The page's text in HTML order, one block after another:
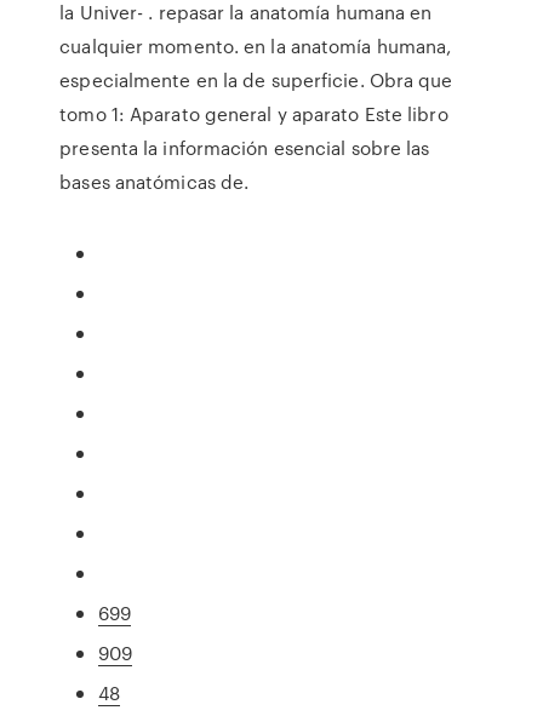
la Univer- . repasar la anatomía humana en
cualquier momento. en la anatomía humana,
especialmente en la de superficie. Obra que
tomo 1: Aparato general y aparato Este libro
presenta la información esencial sobre las
bases anatómicas de.
699
909
48